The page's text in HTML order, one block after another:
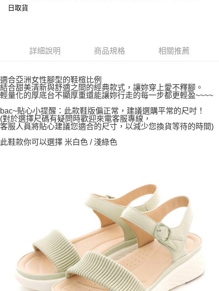
日取貨
詳細說明 商品規格 相關推薦
適合亞洲女性腳型的鞋楦比例
結合甜美清新與舒適之間的經典款式，讓妳穿上愛不釋腳。
輕量化的厚底台不顯厚重還能讓妳行走的每一步都更輕盈~~~~
bac~貼心小提醒：此款鞋版偏正常，建議選購平常的尺吋！
(對於選擇尺碼有疑問時歡迎來電客服專線，
客服人員將貼心建議您適合的尺寸，以減少您換貨等待的時間)
此鞋款你可以選擇 米白色 / 淺綠色